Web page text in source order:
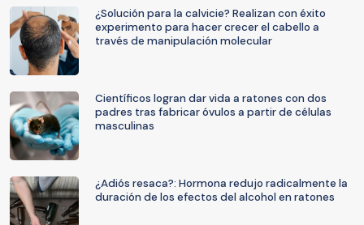
¿Solución para la calvicie? Realizan con éxito
experimento para hacer crecer el cabello a
través de manipulación molecular
Científicos logran dar vida a ratones con dos
padres tras fabricar óvulos a partir de células
masculinas
¿Adiós resaca?: Hormona redujo radicalmente la
duración de los efectos del alcohol en ratones